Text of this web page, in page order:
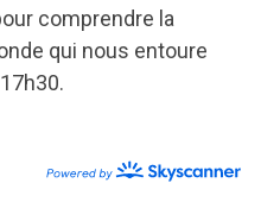
comprendre la
qui nous entoure